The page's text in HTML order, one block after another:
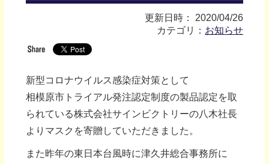
更新日時： 2020/04/26
カテゴリ： お知らせ
新型コロナウイルス感染症対策として
相模原市トライアル発注認定制度の製品認定を取
られている株式会社サインビクトリーの八木社長
よりマスクを寄贈していただきました。
また昨年の東日本台風時に津久井総合事務所に